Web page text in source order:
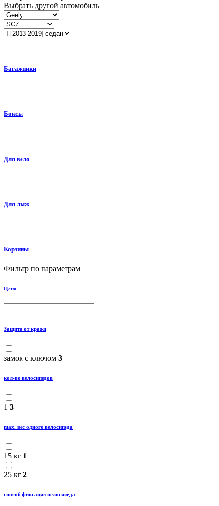
Выбрать другой автомобиль
Багажники
Боксы
Для вело
Для лыж
Корзины
Фильтр по параметрам
Цена
Защита от кражи
замок с ключом 3
кол-во велосипедов
1 3
maх. вес одного велосипеда
15 кг 1
25 кг 2
способ фиксации велосипеда